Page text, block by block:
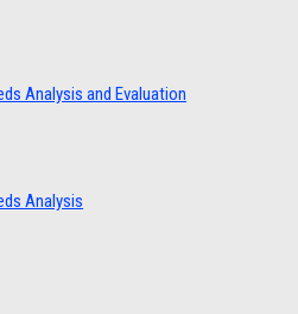
Analysis and Evaluation
Analysis